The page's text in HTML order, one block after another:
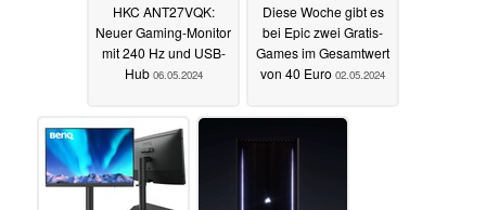
HKC ANT27VQK:
Neuer Gaming-Monitor
mit 240 Hz und USB-
Hub 06.05.2024
Diese Woche gibt es
bei Epic zwei Gratis-
Games im Gesamtwert
von 40 Euro 02.05.2024